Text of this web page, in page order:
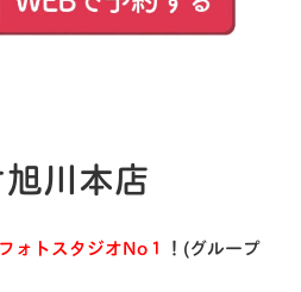
川本店
ォトスタジオNo１
！(グループ